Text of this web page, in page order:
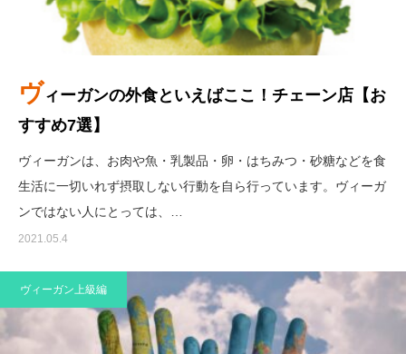
プロセスで関わる誰かのために
For your well-being
ヴィーガンの外食といえばここ！チェーン店【お
すすめ7選】
ヴィーガンは、お肉や魚・乳製品・卵・はちみつ・砂糖などを食
生活に一切いれず摂取しない行動を自ら行っています。ヴィーガ
ンではない人にとっては、…
2021.05.4
ヴィーガン上級編